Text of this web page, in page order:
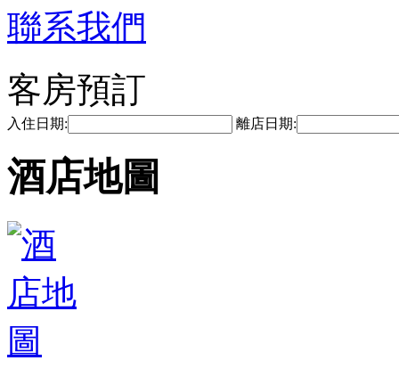
聯系我們
客房預訂
入住日期: 離店日期:
酒店地圖